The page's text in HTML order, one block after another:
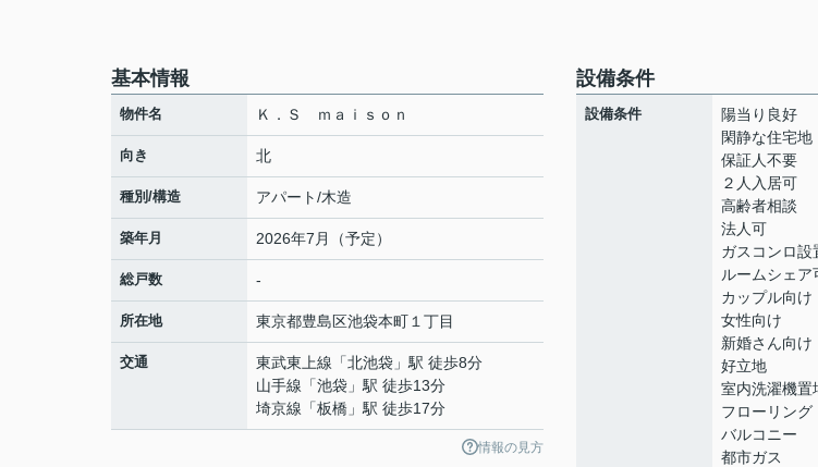
基本情報
物件名 Ｋ．Ｓ ｍａｉｓｏｎ
向き 北
種別/構造 アパート/木造
築年月 2026年7月（予定）
総戸数 -
所在地 東京都豊島区池袋本町 １丁目
交通 東武東上線 「北池袋 」駅 徒歩8分
山手線 「池袋 」駅 徒歩13分
埼京線 「板橋 」駅 徒歩17分
情報の見方
設備条件
設備条件
陽当り良好
閑静な住宅地
保証人不要
２人入居可
高齢者相談
法人可
ガスコンロ設
ルームシェア
カップル向け
女性向け
新婚さん向け
好立地
室内洗濯機置
フローリング
バルコニー
都市ガス